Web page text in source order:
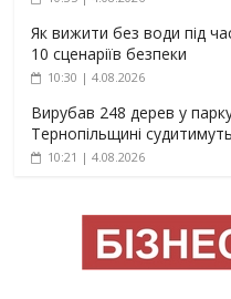
Як вижити без води під
10 сценаріїв безпеки
10:30 | 4.08.2026
Вирубав 248 дерев у
Тернопільщині
10:21 | 4.08.2026